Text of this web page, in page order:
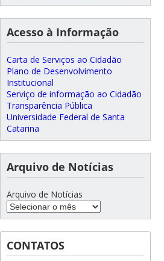
Acesso à Informação
Carta de Serviços ao Cidadão
Plano de Desenvolvimento
Institucional
Serviço de informação ao Cidadão
Transparência Pública
Universidade Federal de Santa
Catarina
Arquivo de Notícias
Arquivo de Notícias
CONTATOS